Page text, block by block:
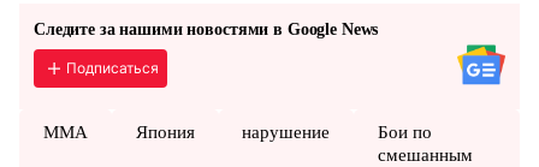
Следите за нашими новостями в Google News
Подписаться
MMA Япония нарушение
Бои по
смешанным